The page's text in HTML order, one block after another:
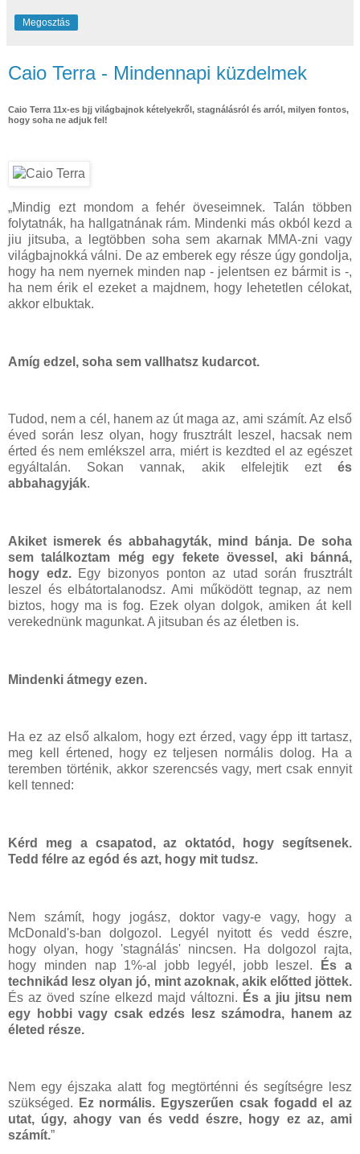
Megosztás
Caio Terra - Mindennapi küzdelmek
Caio Terra 11x-es bjj világbajnok kételyekről, stagnálásról és arról, milyen fontos,
hogy soha ne adjuk fel!
„Mindig ezt mondom a fehér öveseimnek. Talán többen
folytatnák, ha hallgatnának rám. Mindenki más okból kezd a
jiu jitsuba, a legtöbben soha sem akarnak MMA-zni vagy
világbajnokká válni. De az emberek egy része úgy gondolja,
hogy ha nem nyernek minden nap - jelentsen ez bármit is -,
ha nem érik el ezeket a majdnem, hogy lehetetlen célokat,
akkor elbuktak.
Amíg edzel, soha sem vallhatsz kudarcot.
Tudod, nem a cél, hanem az út maga az, ami számít. Az első
éved során lesz olyan, hogy frusztrált leszel, hacsak nem
érted és nem emlékszel arra, miért is kezdted el az egészet
egyáltalán. Sokan vannak, akik elfelejtik ezt és
abbahagyják.
Akiket ismerek és abbahagyták, mind bánja. De soha
sem találkoztam még egy fekete övessel, aki bánná,
hogy edz.Egy bizonyos ponton az utad során frusztrált
leszel és elbátortalanodsz. Ami működött tegnap, az nem
biztos, hogy ma is fog. Ezek olyan dolgok, amiken át kell
verekednünk magunkat. A jitsuban és az életben is.
Mindenki átmegy ezen.
Ha ez az első alkalom, hogy ezt érzed, vagy épp itt tartasz,
meg kell értened, hogy ez teljesen normális dolog. Ha a
teremben történik, akkor szerencsés vagy, mert csak ennyit
kell tenned:
Kérd meg a csapatod, az oktatód, hogy segítsenek.
Tedd félre az egód és azt, hogy mit tudsz.
Nem számít, hogy jogász, doktor vagy-e vagy, hogy a
McDonald's-ban dolgozol. Legyél nyitott és vedd észre,
hogy olyan, hogy 'stagnálás' nincsen. Ha dolgozol rajta,
hogy minden nap 1%-al jobb legyél, jobb leszel.
És a
technikád lesz olyan jó, mint azoknak, akik előtted jöttek.
És az öved színe elkezd majd változni. És a jiu jitsu nem
egy hobbi vagy csak edzés lesz számodra, hanem az
életed része.
Nem egy éjszaka alatt fog megtörténni és segítségre lesz
szükséged.
Ez normális. Egyszerűen csak fogadd el az
utat, úgy, ahogy van és vedd észre, hogy ez az, ami
számít.”